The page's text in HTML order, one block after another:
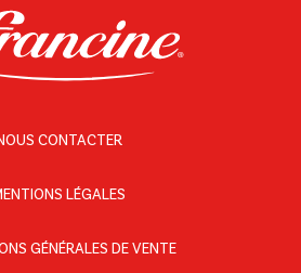
CONTACTER
LÉGALES
GÉNÉRALES DE VENTE